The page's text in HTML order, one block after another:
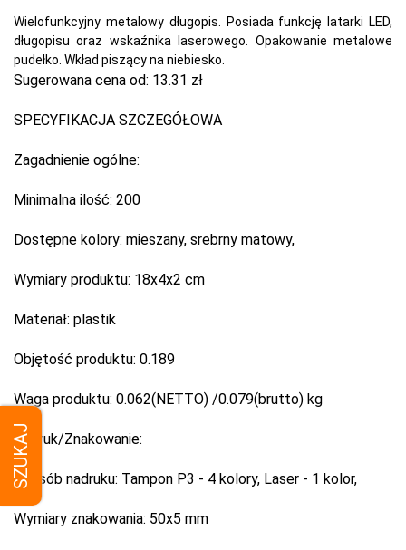
SZUKAJ
Wielofunkcyjny metalowy długopis. Posiada funkcję latarki LED,
długopisu oraz wskaźnika laserowego. Opakowanie metalowe
pudełko. Wkład piszący na niebiesko.
Sugerowana cena od: 13.31 zł
SPECYFIKACJA SZCZEGÓŁOWA
Zagadnienie ogólne:
Minimalna ilość: 200
Dostępne kolory: mieszany, srebrny matowy,
Wymiary produktu: 18x4x2 cm
Materiał: plastik
Objętość produktu: 0.189
Waga produktu: 0.062(NETTO) /0.079(brutto) kg
Nadruk/Znakowanie:
Sposób nadruku: Tampon P3 - 4 kolory, Laser - 1 kolor,
Wymiary znakowania: 50x5 mm